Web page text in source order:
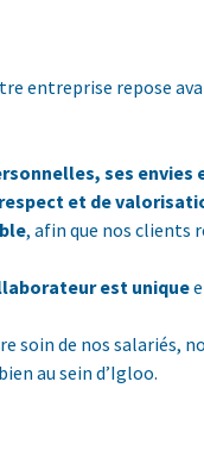
entreprise repose
ses envies
et de
, afin que nos clients
est unique
soin de nos salariés,
au sein d’Igloo.